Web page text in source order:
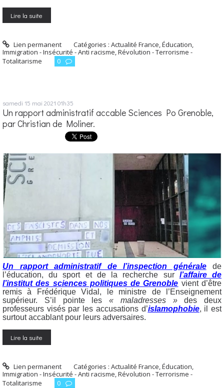
Lire la suite
Lien permanent Catégories :Actualité France,Éducation,
Immigration - Insécurité - Anti racisme,Révolution - Terrorisme -
Totalitarisme
0
samedi 15 mai 2021 01h35
Un rapport administratif accable Sciences Po Grenoble,
par Christian de Moliner.
Un rapport administratif de l’inspection généralede
l’éducation, du sport et de la recherche sur l’affaire de
l’institut des sciences politiques de Grenoble vient d’être
remis à Frédérique Vidal, le ministre de l’Enseignement
supérieur. S’il pointe les « maladresses »des deux
professeurs visés par les accusations d’islamophobie, il est
surtout accablant pour leurs adversaires.
Lire la suite
Lien permanent Catégories :Actualité France,Éducation,
Immigration - Insécurité - Anti racisme,Révolution - Terrorisme -
Totalitarisme
0